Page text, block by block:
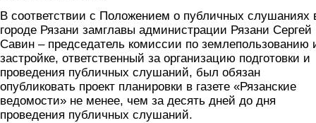
В соответствии с Положением о публичных слушаниях
городе Рязани замглавы администрации Рязани Сергей
Савин – председатель комиссии по землепользованию
застройке, ответственный за организацию подготовки и
проведения публичных слушаний, был обязан
опубликовать проект планировки в газете «Рязанские
ведомости» не менее, чем за десять дней до дня
проведения публичных слушаний.